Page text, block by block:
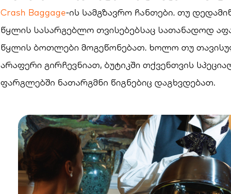
Crash Baggage-ის სამგზავრო ჩანთები. თუ
წყლის სასარგებლო თვისებებსაც სათანადოდ
წყლის ბოთლები მოგეწონებათ. ხოლო თუ
არაფერი გირჩევნიათ, ბუტიკში თქვენთვის
ფარგლებში ნათარგმნი წიგნებიც დაგხვდებათ.